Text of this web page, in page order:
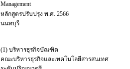
Management
หลักสูตรปรับปรุง พ.ศ. 2566
นนทบุรี
(1) บริหารธุรกิจบัณฑิต
คณะบริหารธุรกิจและเทคโนโลยีสารสนเทศ